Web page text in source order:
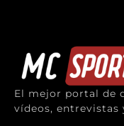
El mejor portal de
vídeos, entrevistas